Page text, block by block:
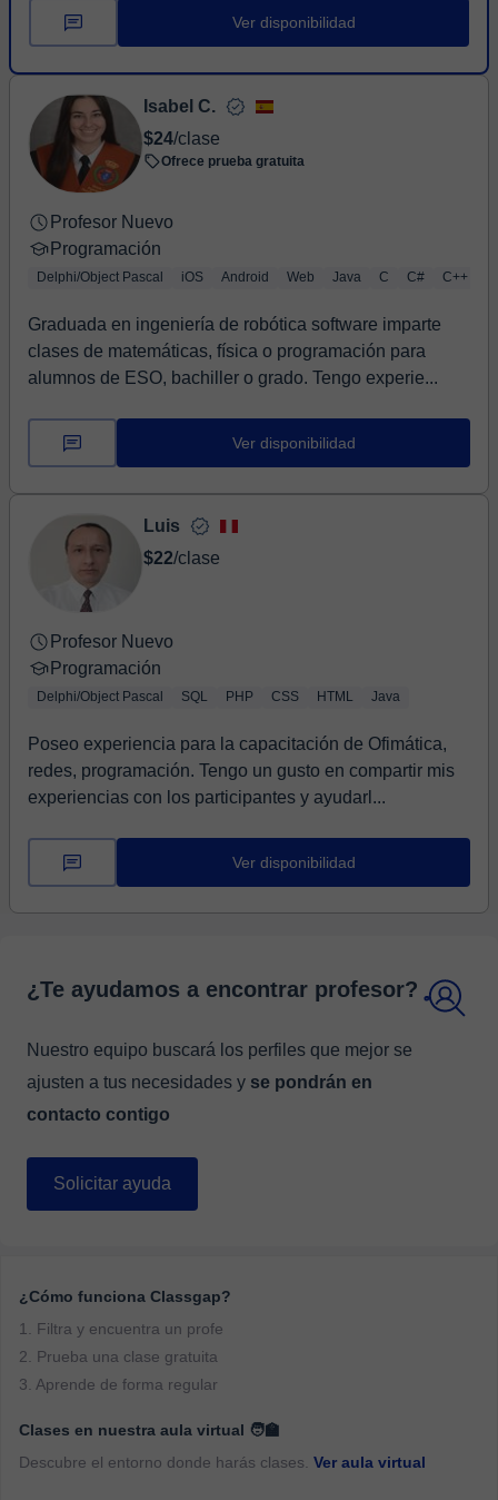
Ver disponibilidad
Isabel C.
$24/clase
Ofrece prueba gratuita
Profesor Nuevo
Programación
Delphi/Object Pascal iOS Android Web Java C C# C++
Graduada en ingeniería de robótica software imparte
clases de matemáticas, física o programación para
alumnos de ESO, bachiller o grado. Tengo experie...
Ver disponibilidad
Luis
$22/clase
Profesor Nuevo
Programación
Delphi/Object Pascal SQL PHP CSS HTML Java
Poseo experiencia para la capacitación de Ofimática,
redes, programación. Tengo un gusto en compartir mis
experiencias con los participantes y ayudarl...
Ver disponibilidad
¿Te ayudamos a encontrar profesor?
Nuestro equipo buscará los perfiles que mejor se
ajusten a tus necesidades y se pondrán en
contacto contigo
Solicitar ayuda
¿Cómo funciona Classgap?
1. Filtra y encuentra un profe
2. Prueba una clase gratuita
3. Aprende de forma regular
Clases en nuestra aula virtual 🧑‍🏫
Descubre el entorno donde harás clases. Ver aula virtual